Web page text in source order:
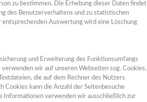
zu bestimmen. Die Erhebung dieser Daten findet
des Benutzerverhaltens und zu statistischen
entsprechenden Auswertung wird eine Löschung
und Erweiterung des Funktionsumfangs
wir auf unseren Webseiten sog. Cookies.
die auf dem Rechner des Nutzers
Cookies kann die Anzahl der Seitenbesuche
Informationen verwenden wir ausschließlich zur